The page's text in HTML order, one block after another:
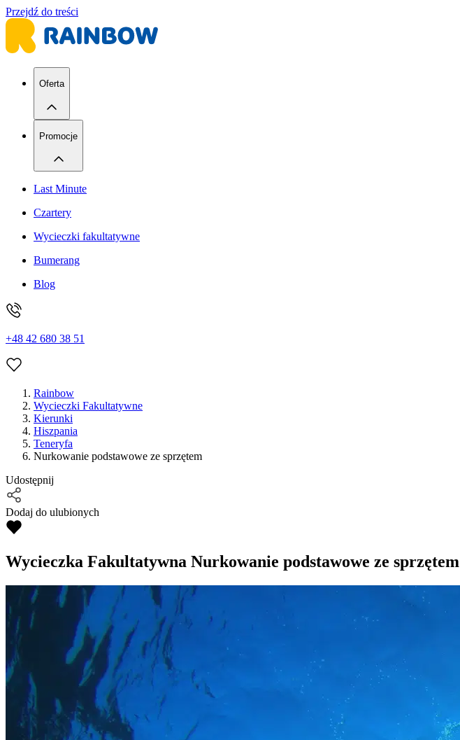
Przejdź do treści
Oferta
Promocje
Last Minute
Czartery
Wycieczki fakultatywne
Bumerang
Blog
+48 42 680 38 51
Rainbow
Wycieczki Fakultatywne
Kierunki
Hiszpania
Teneryfa
Nurkowanie podstawowe ze sprzętem
Udostępnij
Dodaj do ulubionych
Wycieczka Fakultatywna Nurkowanie podstawowe ze sprzętem